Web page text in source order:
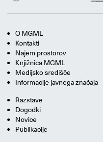
O MGML
Kontakti
Najem prostorov
Knjižnica MGML
Medijsko središče
Informacije javnega značaja
Razstave
Dogodki
Novice
Publikacije